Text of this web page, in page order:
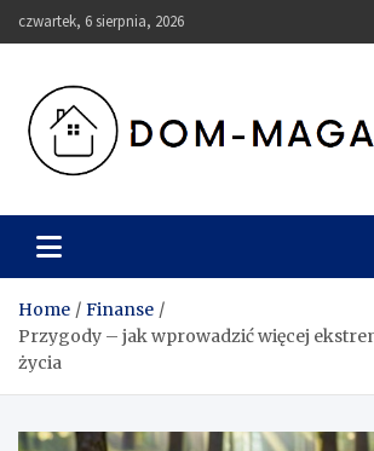
to
czwartek, 6 sierpnia, 2026
Dom-Magazyn.pl
Home
Finanse
Przygody – jak wprowadzić więcej
życia